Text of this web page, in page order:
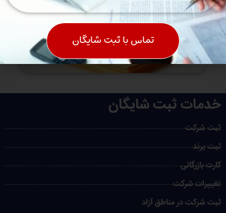
خدمات ثبت شایگان
ثبت شرکت
ثبت برند
کارت بازرگانی
تغییرات شرکت
ثبت شرکت در مناطق آزاد
تماس با ثبت شایگان